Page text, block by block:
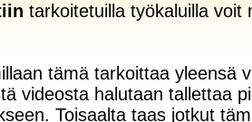
tarkoitetuilla työkaluilla voit
tämä tarkoittaa yleensä
videosta halutaan tallettaa
Toisaalta taas jotkut